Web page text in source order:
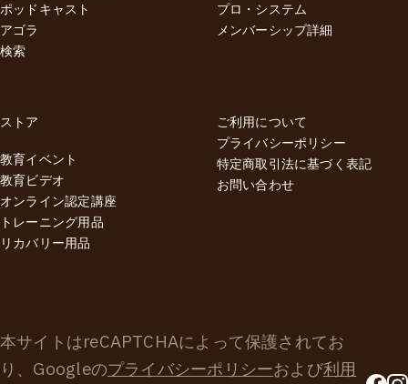
てくれます。 Dr.エミリーによる上記2つのウェビナーを同時に
お申し込みいただくと、なんとお好きな色の「ナボソニューロ
ボール」を1個無料でプレゼント！🎁 さらに、Dr.エミリーがオ
ゃいます！🔥 （すでにマスターマインドにお申し込みの方は、
ウェビナー購入時に自動的に10%オフが適用されます。）
MOVEPROウェビナーは、収録ビデオ付きですから、ライブで
参加できない方も安心してお申し込みいただけます。 私達の身
体と動きの基盤である足部、そして身体全体のバネ＆パワーの
源である足底腱膜についての理解を深めてケガを予防し、痛み
ント詳細はこちら
ポッドキャスト
アゴラ
検索
プロ・システム
メンバーシップ詳細
ストア
教育イベント
教育ビデオ
オンライン認定講座
トレーニング用品
リカバリー用品
ご利用について
プライバシーポリシー
特定商取引法に基づく表記
お問い合わせ
本サイトはreCAPTCHAによって保護されてお
り、Googleのプライバシーポリシーおよび利用